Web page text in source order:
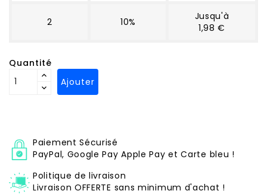
2 10%
Jusqu'à
1,98 €
Quantité
Ajouter
Paiement Sécurisé
PayPal, Google Pay Apple Pay et Carte bleu !
Politique de livraison
Livraison OFFERTE sans minimum d'achat !